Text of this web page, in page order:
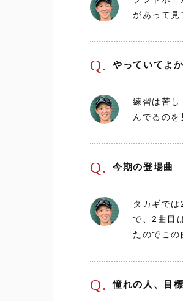
があって見
Q. やっていてよ
練習は苦し
んでるのを
Q. 今期の登場曲
タカギで
で、2曲目
たのでこの
Q. 憧れの人、目